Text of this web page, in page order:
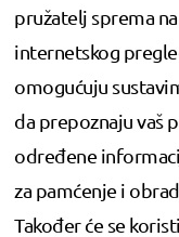
pružatelj sprema
internetskog
omogućuju
da prepoznaju vaš
određene
za pamćenje i
Također će se